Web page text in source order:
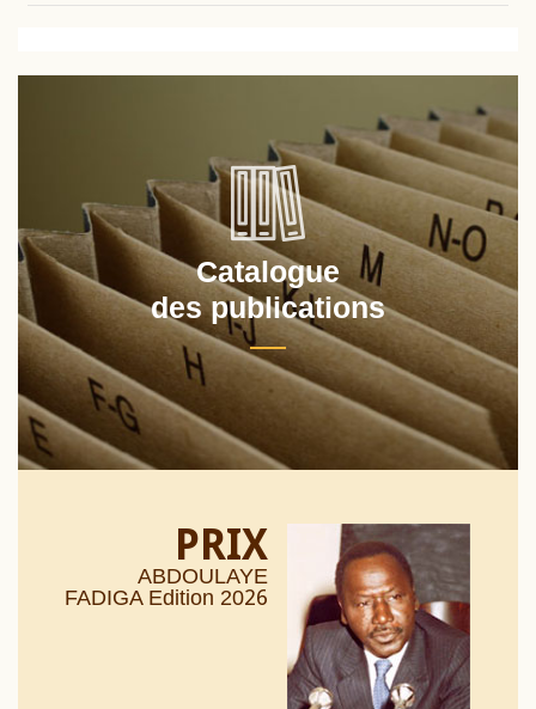
Catalogue
des publications
PRIX
ABDOULAYE
FADIGA Edition 2026